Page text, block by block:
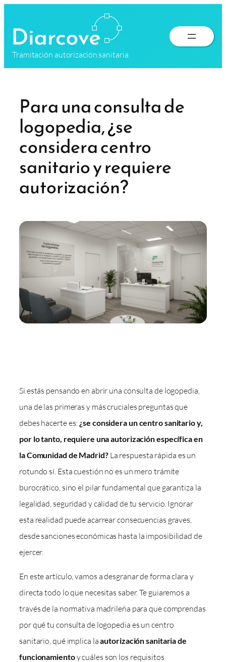
contenido
Tramitación autorización sanitaria
Para una consulta de
logopedia, ¿se
considera centro
sanitario y requiere
autorización?
Si estás pensando en abrir una consulta de logopedia,
una de las primeras y más cruciales preguntas que
debes hacerte es:¿se considera un centro sanitario y,
por lo tanto, requiere una autorización específica en
la Comunidad de Madrid?La respuesta rápida es un
rotundo sí. Esta cuestión no es un mero trámite
burocrático, sino el pilar fundamental que garantiza la
legalidad, seguridad y calidad de tu servicio. Ignorar
esta realidad puede acarrear consecuencias graves,
desde sanciones económicas hasta la imposibilidad de
ejercer.
En este artículo, vamos a desgranar de forma clara y
directa todo lo que necesitas saber. Te guiaremos a
través de la normativa madrileña para que comprendas
por qué tu consulta de logopedia es un centro
sanitario, qué implica laautorización sanitaria de
funcionamientoy cuáles son los requisitos